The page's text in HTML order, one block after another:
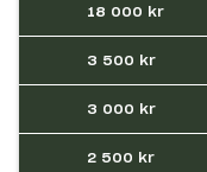
18 000 kr
3 500 kr
3 000 kr
2 500 kr